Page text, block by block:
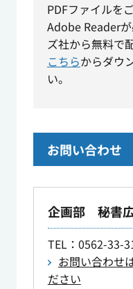
PDFファイルを
Adobe Reader
ズ社から無料で
こちらからダウ
い。
お問い合わせ
企画部 秘書
TEL：0562-33-
お問い合わせ
ださい